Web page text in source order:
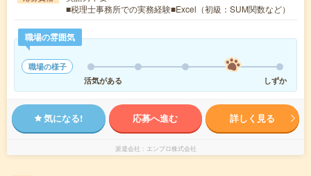
■税理士事務所での実務経験■Excel（初級：SUM関数など）
職場の雰囲気
職場の様子
活気がある
しずか
気になる! 応募へ進む 詳しく見る
派遣会社 エンプロ株式会社